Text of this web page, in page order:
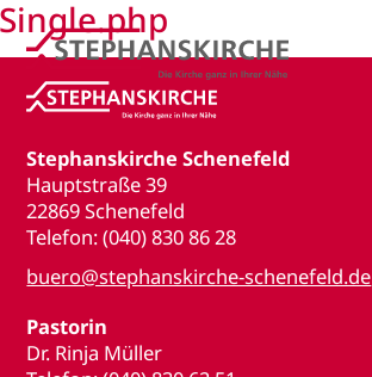
Stephanskirche Schenefeld
Hauptstraße 39
22869 Schenefeld
Telefon: (040) 830 86 28
buero@stephanskirche-schenefeld.de
Pastorin
Dr. Rinja Müller